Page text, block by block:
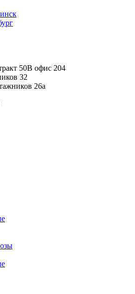
50В офис 204
32
26а